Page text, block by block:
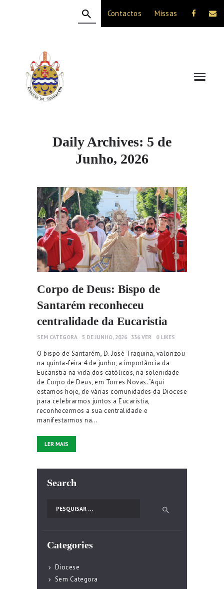
Contactos Missas
Daily Archives: 5 de
Junho, 2026
A DIOCESE
CELEBRAÇÃO
VIDA CRISTÃ
NOTÍCIAS
Corpo de Deus: Bispo de
Santarém reconheceu
centralidade da Eucaristia
SEM CATEGORA 5 DE JUNHO, 2026 336VER 0 LIKES
O bispo de Santarém, D. José Traquina, valorizou
na quinta-feira 4 de junho, a importância da
Eucaristia na vida dos católicos, na solenidade
de Corpo de Deus, em Torres Novas. “Aqui
estamos hoje, de várias comunidades da Diocese
para celebrarmos juntos a Eucaristia,
reconhecermos a sua centralidade e
manifestarmos na…
LER MAIS
Search
Categories
Diocese
Sem Categora